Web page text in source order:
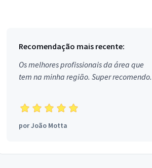
Recomendação mais recente:
Os melhores profissionais da área que
tem na minha região. Super recomendo.
porJoão Motta